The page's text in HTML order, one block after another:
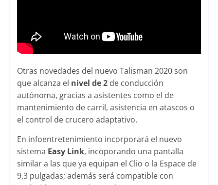
Otras novedades del nuevo Talisman 2020 son
que alcanza el nivel de 2de conducción
autónoma, gracias a asistentes como el de
mantenimiento de carril, asistencia en atascos o
el control de crucero adaptativo.
En infoentretenimiento incorporará el nuevo
sistema Easy Link, incoporando una pantalla
similar a las que ya equipan el Clio o la Espace de
9,3 pulgadas; además será compatible con